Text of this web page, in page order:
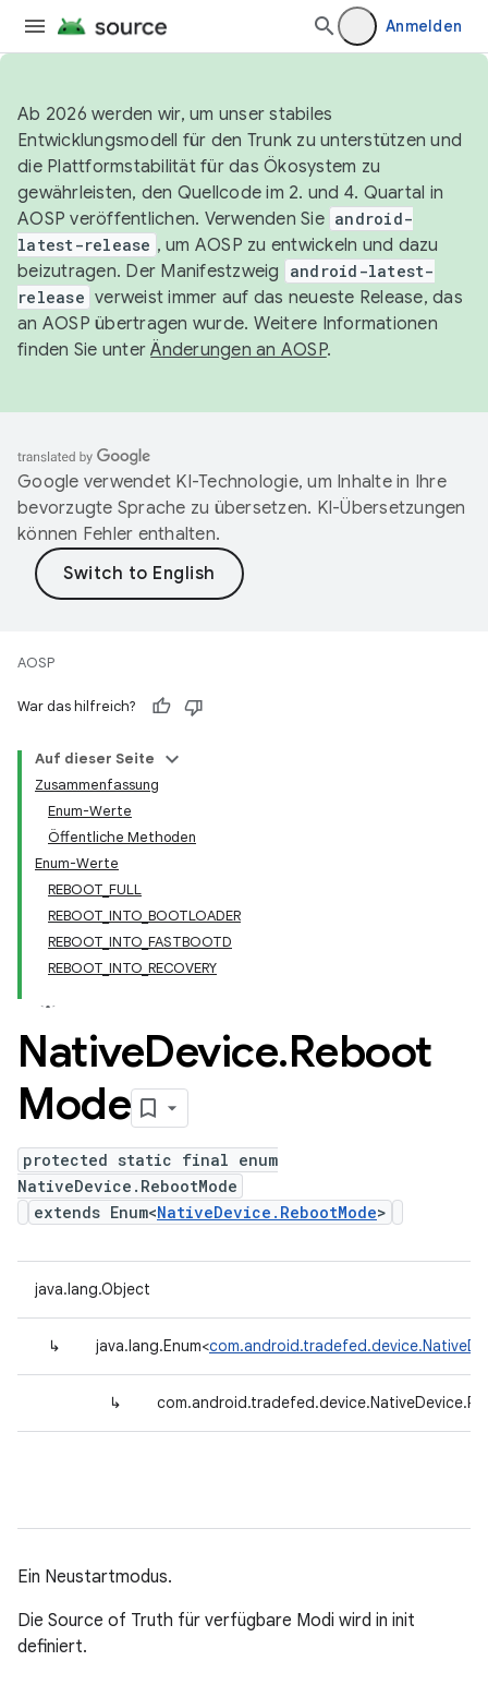
Anmelden
Ab 2026 werden wir, um unser stabiles
Entwicklungsmodell für den Trunk zu unterstützen und
die Plattformstabilität für das Ökosystem zu
gewährleisten, den Quellcode im 2. und 4. Quartal in
AOSP veröffentlichen. Verwenden Sie android-
latest-release , um AOSP zu entwickeln und dazu
beizutragen. Der Manifestzweig
android-latest-
release verweist immer auf das neueste Release, das
an AOSP übertragen wurde. Weitere Informationen
finden Sie unterÄnderungen an AOSP.
Google verwendet KI-Technologie, um Inhalte in Ihre
bevorzugte Sprache zu übersetzen. KI-Übersetzungen
können Fehler enthalten.
AOSP
War das hilfreich?
Auf dieser Seite
Zusammenfassung
Enum-Werte
Öffentliche Methoden
Enum-Werte
REBOOT_FULL
REBOOT_INTO_BOOTLOADER
REBOOT_INTO_FASTBOOTD
REBOOT_INTO_RECOVERY
NativeDevice.Reboot
Mode
protected static final enum
NativeDevice.RebootMode
extends Enum<NativeDevice.RebootMode>
java.lang.Object
↳ java.lang.Enum<
↳
Ein Neustartmodus.
Die Source of Truth für verfügbare Modi wird in init
definiert.